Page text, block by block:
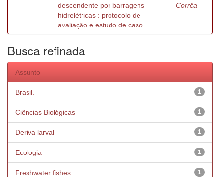
descendente por barragens
hidrelétricas : protocolo de
avaliação e estudo de caso.
Corrêa
Busca refinada
Assunto
1
Brasil.
1
Ciências Biológicas
1
Deriva larval
1
Ecologia
1
Freshwater fishes